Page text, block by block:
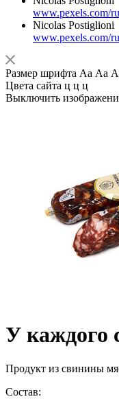
www.pexels.com/
Nicolas Postiglioni
www.pexels.com/
Размер шрифта Аа Аа
Цвета сайта ц ц ц
Выключить
У каждого
Продукт из свинины
Состав: